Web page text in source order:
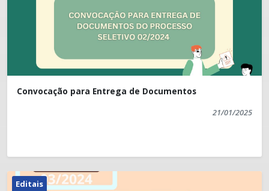
Convocação para Entrega de Documentos
21/01/2025
Editais